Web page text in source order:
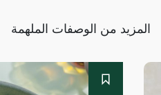
المزيد من الوصفات الملهمة